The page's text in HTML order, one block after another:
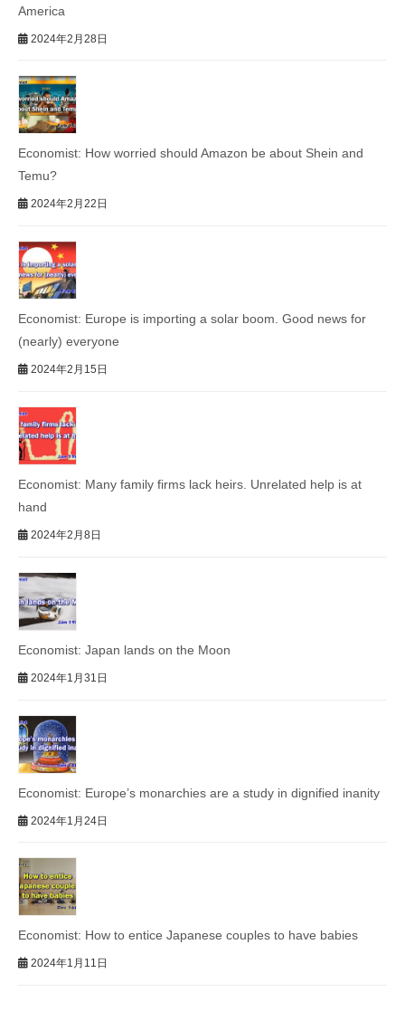
America
2024年2月28日
Economist: How worried should Amazon be about Shein and
Temu?
2024年2月22日
Economist: Europe is importing a solar boom. Good news for
(nearly) everyone
2024年2月15日
Economist: Many family firms lack heirs. Unrelated help is at
hand
2024年2月8日
Economist: Japan lands on the Moon
2024年1月31日
Economist: Europe’s monarchies are a study in dignified inanity
2024年1月24日
Economist: How to entice Japanese couples to have babies
2024年1月11日